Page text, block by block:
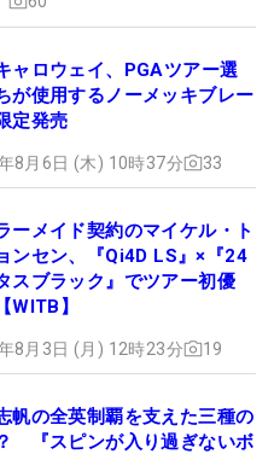
ャロウェイ、PGAツアー選
が使用するノーメッキブレー
定発売
8月6日 (木) 10時37分 33
ーメイド契約のマイケル・ト
ンセン、『Qi4D LS』×『24
スブラック』でツアー初優
WITB】
8月3日 (月) 12時23分 19
帆の全英制覇を支えた三種の
『スピンが入り過ぎないボ